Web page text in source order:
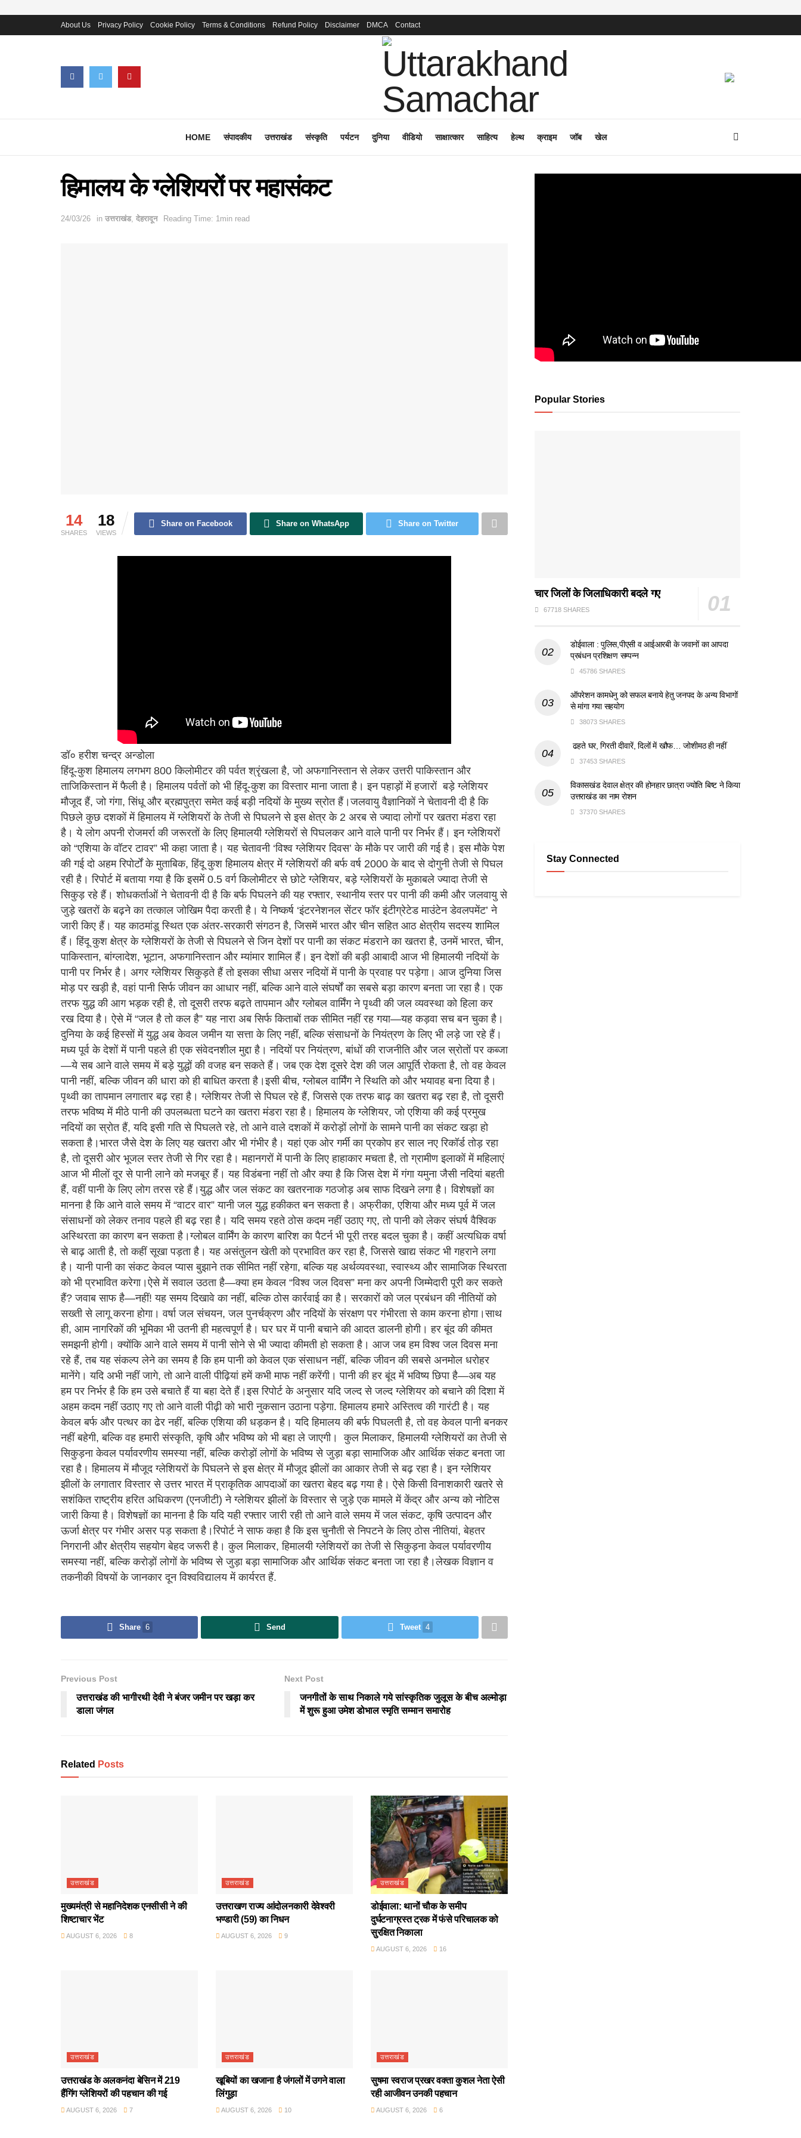
About Us Privacy Policy Cookie Policy Terms & Conditions Refund Policy Disclaimer DMCA Contact
HOME संपादकीय उत्तराखंड संस्कृति पर्यटन दुनिया वीडियो साक्षात्कार साहित्य हेल्थ क्राइम जॉब खेल
हिमालय के ग्लेशियरों पर महासंकट
24/03/26 in उत्तराखंड, देहरादून Reading Time: 1min read
14
SHARES
18
VIEWS
Share on Facebook Share on WhatsApp Share on Twitter
डॉ० हरीश चन्द्र अन्डोला
हिंदू-कुश हिमालय लगभग 800 किलोमीटर की पर्वत श्रृंखला है, जो अफगानिस्तान से लेकर उत्तरी पाकिस्तान और
ताजिकिस्तान में फैली है। हिमालय पर्वतों को भी हिंदू-कुश का विस्तार माना जाता है। इन पहाड़ों में हजारों बड़े ग्लेशियर
मौजूद हैं, जो गंगा, सिंधू और ब्रह्मपुत्रा समेत कई बड़ी नदियों के मुख्य स्रोत हैं।जलवायु वैज्ञानिकों ने चेतावनी दी है कि
पिछले कुछ दशकों में हिमालय में ग्लेशियरों के तेजी से पिघलने से इस क्षेत्र के 2 अरब से ज्यादा लोगों पर खतरा मंडरा रहा
है। ये लोग अपनी रोजमर्रा की जरूरतों के लिए हिमालयी ग्लेशियरों से पिघलकर आने वाले पानी पर निर्भर हैं। इन ग्लेशियरों
को “एशिया के वॉटर टावर” भी कहा जाता है। यह चेतावनी ‘विश्व ग्लेशियर दिवस’ के मौके पर जारी की गई है। इस मौके पेश
की गई दो अहम रिपोर्टों के मुताबिक, हिंदू कुश हिमालय क्षेत्र में ग्लेशियरों की बर्फ वर्ष 2000 के बाद से दोगुनी तेजी से पिघल
रही है। रिपोर्ट में बताया गया है कि इसमें 0.5 वर्ग किलोमीटर से छोटे ग्लेशियर, बड़े ग्लेशियरों के मुकाबले ज्यादा तेजी से
सिकुड़ रहे हैं। शोधकर्ताओं ने चेतावनी दी है कि बर्फ पिघलने की यह रफ्तार, स्थानीय स्तर पर पानी की कमी और जलवायु से
जुड़े खतरों के बढ़ने का तत्काल जोखिम पैदा करती है। ये निष्कर्ष ‘इंटरनेशनल सेंटर फॉर इंटीग्रेटेड माउंटेन डेवलपमेंट’ ने
जारी किए हैं। यह काठमांडू स्थित एक अंतर-सरकारी संगठन है, जिसमें भारत और चीन सहित आठ क्षेत्रीय सदस्य शामिल
हैं। हिंदू कुश क्षेत्र के ग्लेशियरों के तेजी से पिघलने से जिन देशों पर पानी का संकट मंडराने का खतरा है, उनमें भारत, चीन,
पाकिस्तान, बांग्लादेश, भूटान, अफगानिस्तान और म्यांमार शामिल हैं। इन देशों की बड़ी आबादी आज भी हिमालयी नदियों के
पानी पर निर्भर है। अगर ग्लेशियर सिकुड़ते हैं तो इसका सीधा असर नदियों में पानी के प्रवाह पर पड़ेगा। आज दुनिया जिस
मोड़ पर खड़ी है, वहां पानी सिर्फ जीवन का आधार नहीं, बल्कि आने वाले संघर्षों का सबसे बड़ा कारण बनता जा रहा है। एक
तरफ युद्ध की आग भड़क रही है, तो दूसरी तरफ बढ़ते तापमान और ग्लोबल वार्मिंग ने पृथ्वी की जल व्यवस्था को हिला कर
रख दिया है। ऐसे में “जल है तो कल है” यह नारा अब सिर्फ किताबों तक सीमित नहीं रह गया—यह कड़वा सच बन चुका है।
दुनिया के कई हिस्सों में युद्ध अब केवल जमीन या सत्ता के लिए नहीं, बल्कि संसाधनों के नियंत्रण के लिए भी लड़े जा रहे हैं।
मध्य पूर्व के देशों में पानी पहले ही एक संवेदनशील मुद्दा है। नदियों पर नियंत्रण, बांधों की राजनीति और जल स्रोतों पर कब्जा
—ये सब आने वाले समय में बड़े युद्धों की वजह बन सकते हैं। जब एक देश दूसरे देश की जल आपूर्ति रोकता है, तो वह केवल
पानी नहीं, बल्कि जीवन की धारा को ही बाधित करता है।इसी बीच, ग्लोबल वार्मिंग ने स्थिति को और भयावह बना दिया है।
पृथ्वी का तापमान लगातार बढ़ रहा है। ग्लेशियर तेजी से पिघल रहे हैं, जिससे एक तरफ बाढ़ का खतरा बढ़ रहा है, तो दूसरी
तरफ भविष्य में मीठे पानी की उपलब्धता घटने का खतरा मंडरा रहा है। हिमालय के ग्लेशियर, जो एशिया की कई प्रमुख
नदियों का स्रोत हैं, यदि इसी गति से पिघलते रहे, तो आने वाले दशकों में करोड़ों लोगों के सामने पानी का संकट खड़ा हो
सकता है।भारत जैसे देश के लिए यह खतरा और भी गंभीर है। यहां एक ओर गर्मी का प्रकोप हर साल नए रिकॉर्ड तोड़ रहा
है, तो दूसरी ओर भूजल स्तर तेजी से गिर रहा है। महानगरों में पानी के लिए हाहाकार मचता है, तो ग्रामीण इलाकों में महिलाएं
आज भी मीलों दूर से पानी लाने को मजबूर हैं। यह विडंबना नहीं तो और क्या है कि जिस देश में गंगा यमुना जैसी नदियां बहती
हैं, वहीं पानी के लिए लोग तरस रहे हैं।युद्ध और जल संकट का खतरनाक गठजोड़ अब साफ दिखने लगा है। विशेषज्ञों का
मानना है कि आने वाले समय में “वाटर वार” यानी जल युद्ध हकीकत बन सकता है। अफ्रीका, एशिया और मध्य पूर्व में जल
संसाधनों को लेकर तनाव पहले ही बढ़ रहा है। यदि समय रहते ठोस कदम नहीं उठाए गए, तो पानी को लेकर संघर्ष वैश्विक
अस्थिरता का कारण बन सकता है।ग्लोबल वार्मिंग के कारण बारिश का पैटर्न भी पूरी तरह बदल चुका है। कहीं अत्यधिक वर्षा
से बाढ़ आती है, तो कहीं सूखा पड़ता है। यह असंतुलन खेती को प्रभावित कर रहा है, जिससे खाद्य संकट भी गहराने लगा
है। यानी पानी का संकट केवल प्यास बुझाने तक सीमित नहीं रहेगा, बल्कि यह अर्थव्यवस्था, स्वास्थ्य और सामाजिक स्थिरता
को भी प्रभावित करेगा।ऐसे में सवाल उठता है—क्या हम केवल “विश्व जल दिवस” मना कर अपनी जिम्मेदारी पूरी कर सकते
हैं? जवाब साफ है—नहीं! यह समय दिखावे का नहीं, बल्कि ठोस कार्रवाई का है। सरकारों को जल प्रबंधन की नीतियों को
सख्ती से लागू करना होगा। वर्षा जल संचयन, जल पुनर्चक्रण और नदियों के संरक्षण पर गंभीरता से काम करना होगा।साथ
ही, आम नागरिकों की भूमिका भी उतनी ही महत्वपूर्ण है। घर घर में पानी बचाने की आदत डालनी होगी। हर बूंद की कीमत
समझनी होगी। क्योंकि आने वाले समय में पानी सोने से भी ज्यादा कीमती हो सकता है। आज जब हम विश्व जल दिवस मना
रहे हैं, तब यह संकल्प लेने का समय है कि हम पानी को केवल एक संसाधन नहीं, बल्कि जीवन की सबसे अनमोल धरोहर
मानेंगे। यदि अभी नहीं जागे, तो आने वाली पीढ़ियां हमें कभी माफ नहीं करेंगी। पानी की हर बूंद में भविष्य छिपा है—अब यह
हम पर निर्भर है कि हम उसे बचाते हैं या बहा देते हैं।इस रिपोर्ट के अनुसार यदि जल्द से जल्द ग्लेशियर को बचाने की दिशा में
अहम कदम नहीं उठाए गए तो आने वाली पीढ़ी को भारी नुकसान उठाना पड़ेगा. हिमालय हमारे अस्तित्व की गारंटी है। यह
केवल बर्फ और पत्थर का ढेर नहीं, बल्कि एशिया की धड़कन है। यदि हिमालय की बर्फ पिघलती है, तो वह केवल पानी बनकर
नहीं बहेगी, बल्कि वह हमारी संस्कृति, कृषि और भविष्य को भी बहा ले जाएगी। कुल मिलाकर, हिमालयी ग्लेशियरों का तेजी से
सिकुड़ना केवल पर्यावरणीय समस्या नहीं, बल्कि करोड़ों लोगों के भविष्य से जुड़ा बड़ा सामाजिक और आर्थिक संकट बनता जा
रहा है। हिमालय में मौजूद ग्लेशियरों के पिघलने से इस क्षेत्र में मौजूद झीलों का आकार तेजी से बढ़ रहा है। इन ग्लेशियर
झीलों के लगातार विस्तार से उत्तर भारत में प्राकृतिक आपदाओं का खतरा बेहद बढ़ गया है। ऐसे किसी विनाशकारी खतरे से
सशंकित राष्ट्रीय हरित अधिकरण (एनजीटी) ने ग्लेशियर झीलों के विस्तार से जुड़े एक मामले में केंद्र और अन्य को नोटिस
जारी किया है। विशेषज्ञों का मानना है कि यदि यही रफ्तार जारी रही तो आने वाले समय में जल संकट, कृषि उत्पादन और
ऊर्जा क्षेत्र पर गंभीर असर पड़ सकता है।रिपोर्ट ने साफ कहा है कि इस चुनौती से निपटने के लिए ठोस नीतियां, बेहतर
निगरानी और क्षेत्रीय सहयोग बेहद जरूरी है। कुल मिलाकर, हिमालयी ग्लेशियरों का तेजी से सिकुड़ना केवल पर्यावरणीय
समस्या नहीं, बल्कि करोड़ों लोगों के भविष्य से जुड़ा बड़ा सामाजिक और आर्थिक संकट बनता जा रहा है।लेखक विज्ञान व
तकनीकी विषयों के जानकार दून विश्वविद्यालय में कार्यरत हैं.
Share 6 Send Tweet 4
Previous Post
उत्तराखंड की भागीरथी देवी ने बंजर जमीन पर खड़ा कर
डाला जंगल
Next Post
जनगीतों के साथ निकाले गये सांस्कृतिक जुलूस के बीच अल्मोड़ा
में शुरू हुआ उमेश डोभाल ​स्मृति सम्मान समारोह
Related Posts
उत्तराखंड
मुख्यमंत्री से महानिदेशक एनसीसी ने की
शिष्टाचार भेंट
AUGUST 6, 2026 8
उत्तराखंड
उत्तराखण राज्य आंदोलनकारी देवेश्वरी
भण्डारी (59) का निधन
AUGUST 6, 2026 9
उत्तराखंड
डोईवाला: थानों चौक के समीप
दुर्घटनाग्रस्त ट्रक में फंसे परिचालक को
सुरक्षित निकाला
AUGUST 6, 2026 16
उत्तराखंड
उत्तराखंड के अलकनंदा बेसिन में 219
हैंगिंग ग्लेशियरों की पहचान की गई
AUGUST 6, 2026 7
उत्तराखंड
खूबियों का खजाना है जंगलों में उगने वाला
लिंगुड़ा
AUGUST 6, 2026 10
उत्तराखंड
सुषमा स्वराज प्रखर वक्ता कुशल नेता ऐसी
रही आजीवन उनकी पहचान
AUGUST 6, 2026 6
Popular Stories
चार जिलों के जिलाधिकारी बदले गए
67718 SHARES
डोईवाला : पुलिस,पीएसी व आईआरबी के जवानों का आपदा
प्रबंधन प्रशिक्षण सम्पन्न
45786 SHARES
ऑपरेशन कामधेनु को सफल बनाये हेतु जनपद के अन्य विभागों
से मांगा गया सहयोग
38073 SHARES
ढहते घर, गिरती दीवारें, दिलों में खौफ… जोशीमठ ही नहीं
37453 SHARES
विकासखंड देवाल क्षेत्र की होनहार छात्रा ज्योति बिष्ट ने किया
उत्तराखंड का नाम रोशन
37370 SHARES
Stay Connected